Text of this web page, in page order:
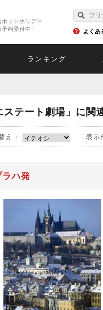
ットホリデー
約受付中！
よくあ
ランキング
ステート劇場」に
え： 表示
ラハ発